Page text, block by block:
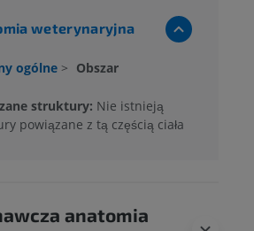
weterynaryjna
ogólne > Obszar
struktury: Nie istnieją
powiązane z tą częścią ciała
anatomia